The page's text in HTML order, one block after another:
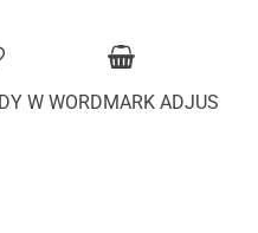
W WORDMARK ADJUS